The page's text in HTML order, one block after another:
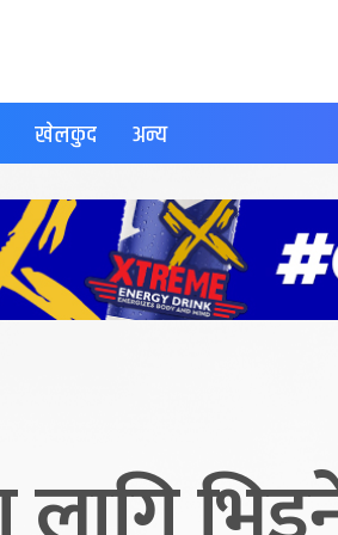
खेलकुद अन्य